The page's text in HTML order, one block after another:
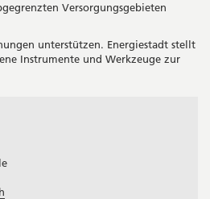
Versorgungsgebieten
unterstützen. Energiestadt stellt
Instrumente und Werkzeuge zur